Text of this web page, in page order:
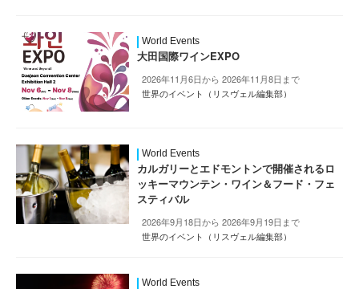
World Events
大田国際ワインEXPO
2026年11月6日から 2026年11月8日まで
世界のイベント（リスヴェル編集部）
World Events
カルガリーとエドモントンで開催されるロ
ッキーマウンテン・ワイン＆フード・フェ
スティバル
2026年9月18日から 2026年9月19日まで
世界のイベント（リスヴェル編集部）
World Events